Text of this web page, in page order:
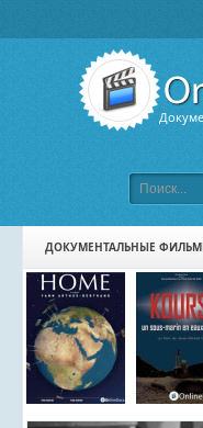
О нас
ПОПУЛЯРНЫЕ
ПОДБОРКИ ФИЛЬМОВ
КАРТА САЙТА
КОНТАКТЫ
ДОКУМЕНТАЛЬНЫЕ